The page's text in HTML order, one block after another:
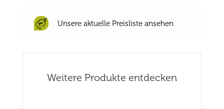
Unsere aktuelle Preisliste ansehen
Weitere Produkte entdecken